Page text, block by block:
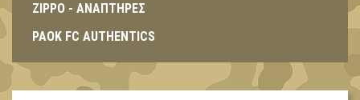
ZIPPO - ΑΝΑΠΤΗΡΕΣ
PAOK FC AUTHENTICS